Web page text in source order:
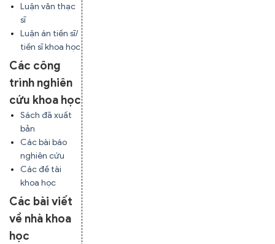
Luận văn thạc
sĩ
Luận án tiến sĩ/
tiến sĩ khoa học
Các công
trình nghiên
cứu khoa học
Sách đã xuất
bản
Các bài báo
nghiên cứu
Các đề tài
khoa học
Các bài viết
về nhà khoa
học